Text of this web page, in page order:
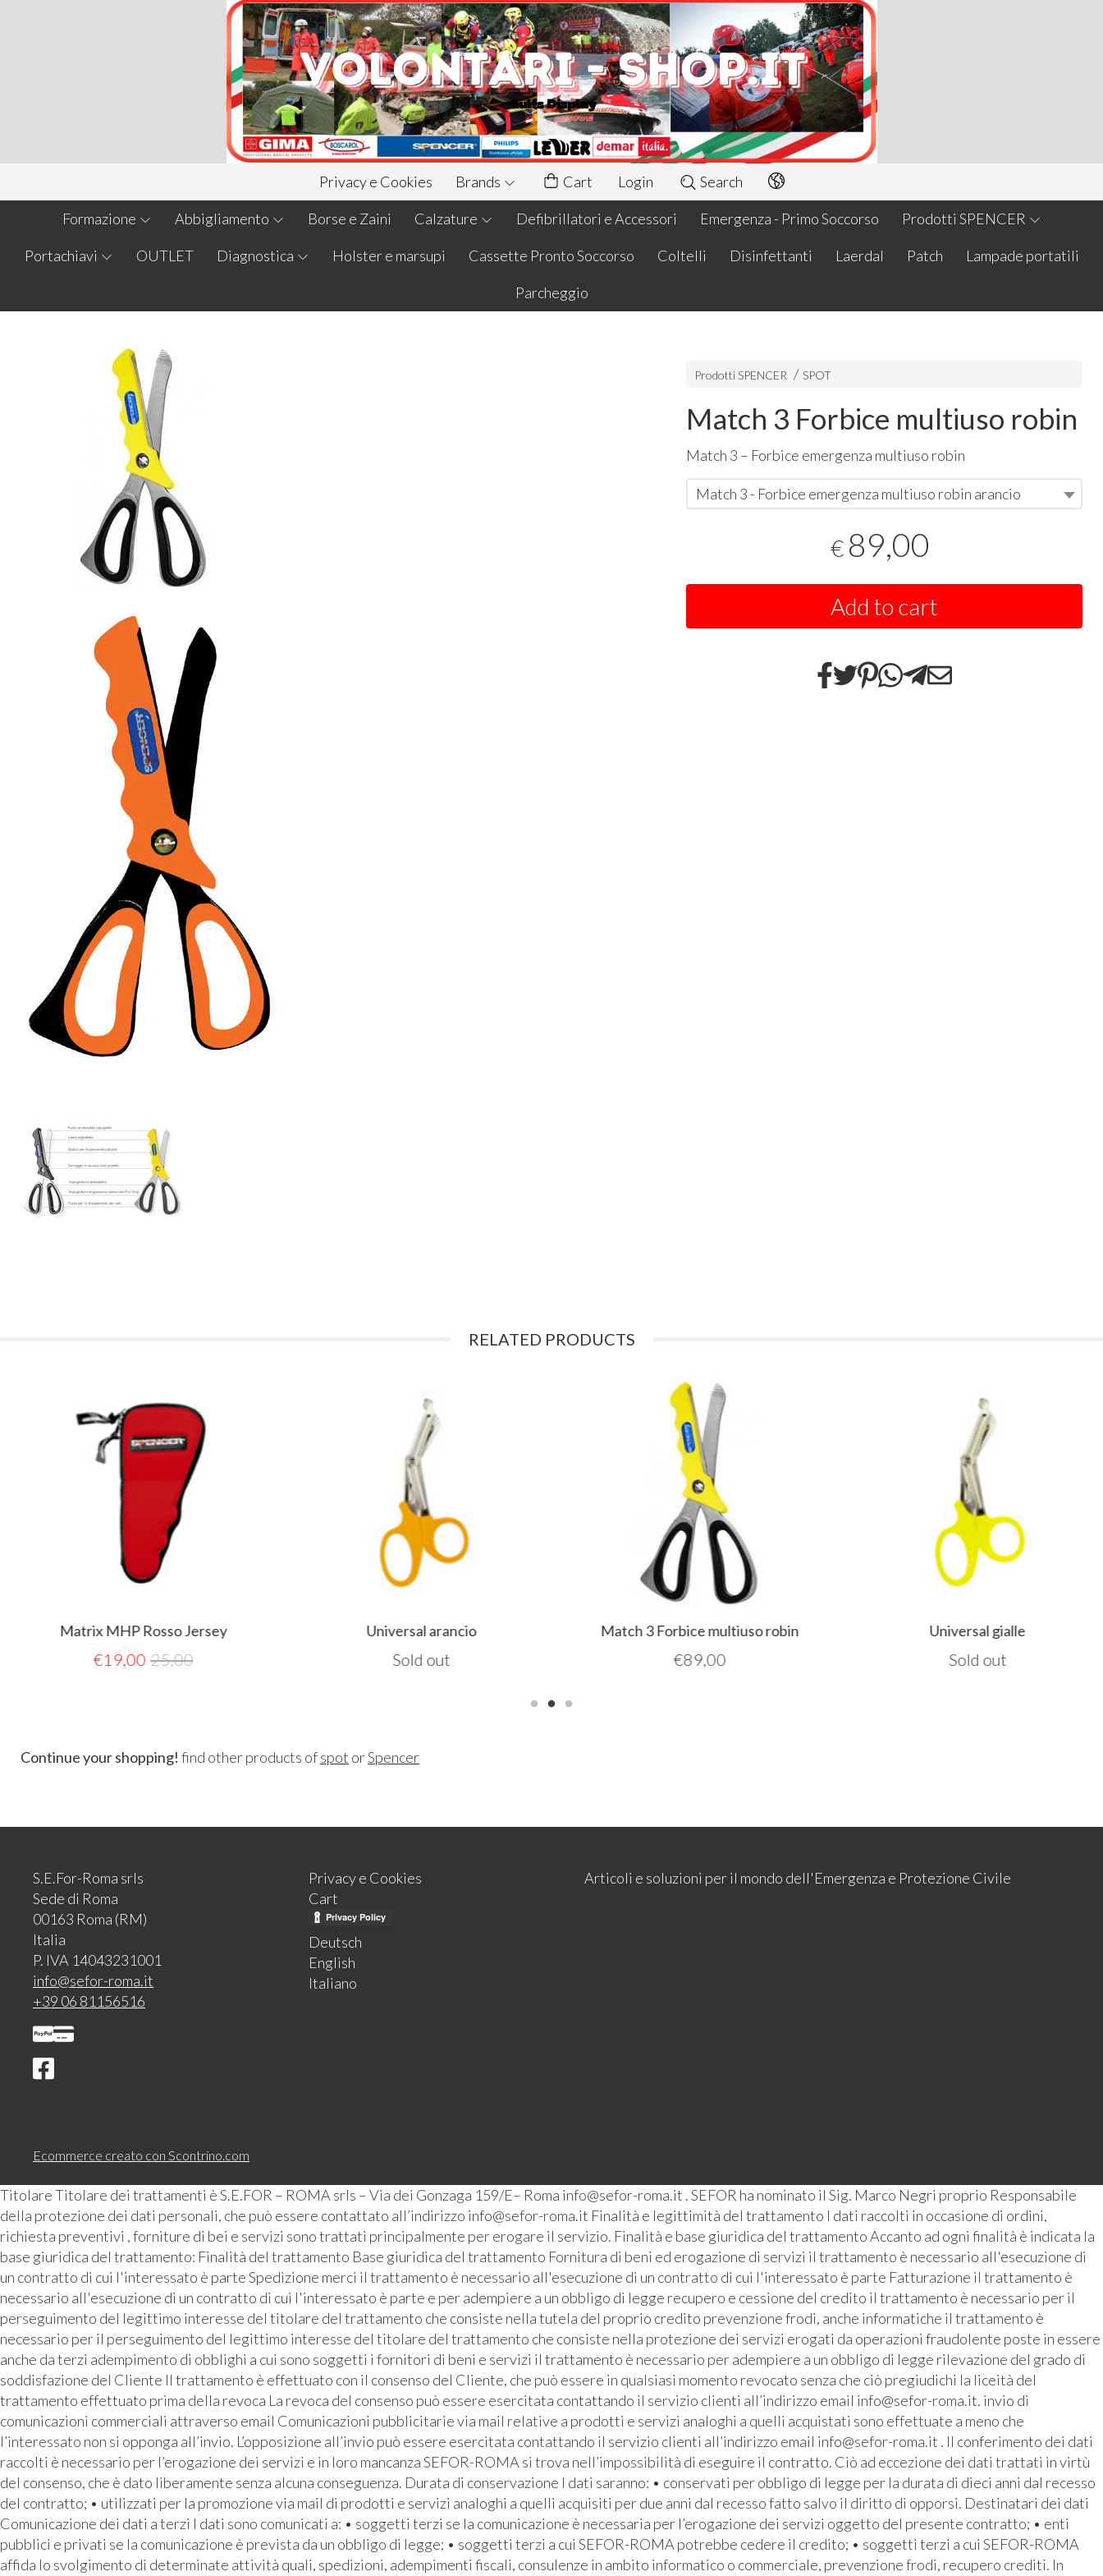
Privacy e Cookies Brands Cart Login Search
Formazione Abbigliamento Borse e Zaini Calzature Defibrillatori e Accessori Emergenza - Primo Soccorso Prodotti SPENCER
Portachiavi OUTLET Diagnostica Holster e marsupi Cassette Pronto Soccorso Coltelli Disinfettanti Laerdal Patch Lampade portatili
Parcheggio
Prodotti SPENCER SPOT
Match 3 Forbice multiuso robin
Match 3 – Forbice emergenza multiuso robin
Match 3 - Forbice emergenza multiuso robin arancio
€ 89,00
Add to cart
RELATED PRODUCTS
Matrix MHP Rosso Jersey
€19,00 25,00
Universal arancio
Sold out
Match 3 Forbice multiuso robin
€89,00
Universal gialle
Sold out
Continue your shopping! find other products ofspot orSpencer
S.E.For-Roma srls
Sede di Roma
00163 Roma (RM)
Italia
P. IVA 14043231001
info@sefor-roma.it
+39 06 81156516
Privacy e Cookies
Cart
Deutsch
English
Italiano
Articoli e soluzioni per il mondo dell'Emergenza e Protezione Civile
Ecommerce creato con Scontrino.com
Titolare Titolare dei trattamenti è S.E.FOR – ROMA srls – Via dei Gonzaga 159/E– Roma info@sefor-roma.it . SEFOR ha nominato il Sig. Marco Negri proprio Responsabile
della protezione dei dati personali, che può essere contattato all’indirizzo info@sefor-roma.it Finalità e legittimità del trattamento I dati raccolti in occasione di ordini,
richiesta preventivi , forniture di bei e servizi sono trattati principalmente per erogare il servizio. Finalità e base giuridica del trattamento Accanto ad ogni finalità è indicata la
base giuridica del trattamento: Finalità del trattamento Base giuridica del trattamento Fornitura di beni ed erogazione di servizi il trattamento è necessario all'esecuzione di
un contratto di cui l'interessato è parte Spedizione merci il trattamento è necessario all'esecuzione di un contratto di cui l'interessato è parte Fatturazione il trattamento è
necessario all'esecuzione di un contratto di cui l'interessato è parte e per adempiere a un obbligo di legge recupero e cessione del credito il trattamento è necessario per il
perseguimento del legittimo interesse del titolare del trattamento che consiste nella tutela del proprio credito prevenzione frodi, anche informatiche il trattamento è
necessario per il perseguimento del legittimo interesse del titolare del trattamento che consiste nella protezione dei servizi erogati da operazioni fraudolente poste in essere
anche da terzi adempimento di obblighi a cui sono soggetti i fornitori di beni e servizi il trattamento è necessario per adempiere a un obbligo di legge rilevazione del grado di
soddisfazione del Cliente Il trattamento è effettuato con il consenso del Cliente, che può essere in qualsiasi momento revocato senza che ciò pregiudichi la liceità del
trattamento effettuato prima della revoca La revoca del consenso può essere esercitata contattando il servizio clienti all’indirizzo email info@sefor-roma.it. invio di
comunicazioni commerciali attraverso email Comunicazioni pubblicitarie via mail relative a prodotti e servizi analoghi a quelli acquistati sono effettuate a meno che
l’interessato non si opponga all’invio. L’opposizione all’invio può essere esercitata contattando il servizio clienti all’indirizzo email info@sefor-roma.it . Il conferimento dei dati
raccolti è necessario per l’erogazione dei servizi e in loro mancanza SEFOR-ROMA si trova nell’impossibilità di eseguire il contratto. Ciò ad eccezione dei dati trattati in virtù
del consenso, che è dato liberamente senza alcuna conseguenza. Durata di conservazione I dati saranno: • conservati per obbligo di legge per la durata di dieci anni dal recesso
del contratto; • utilizzati per la promozione via mail di prodotti e servizi analoghi a quelli acquisiti per due anni dal recesso fatto salvo il diritto di opporsi. Destinatari dei dati
Comunicazione dei dati a terzi I dati sono comunicati a: • soggetti terzi se la comunicazione è necessaria per l’erogazione dei servizi oggetto del presente contratto; • enti
pubblici e privati se la comunicazione è prevista da un obbligo di legge; • soggetti terzi a cui SEFOR-ROMA potrebbe cedere il credito; • soggetti terzi a cui SEFOR-ROMA
affida lo svolgimento di determinate attività quali, spedizioni, adempimenti fiscali, consulenze in ambito informatico o commerciale, prevenzione frodi, recupero crediti. In